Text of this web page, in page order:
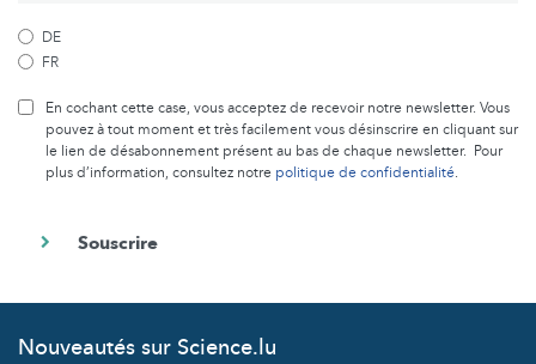
DE
FR
En cochant cette case, vous acceptez de recevoir notre newsletter. Vous
pouvez à tout moment et très facilement vous désinscrire en cliquant sur
le lien de désabonnement présent au bas de chaque newsletter. Pour
plus d’information, consultez notre politique de confidentialité.
Nouveautés sur Science.lu